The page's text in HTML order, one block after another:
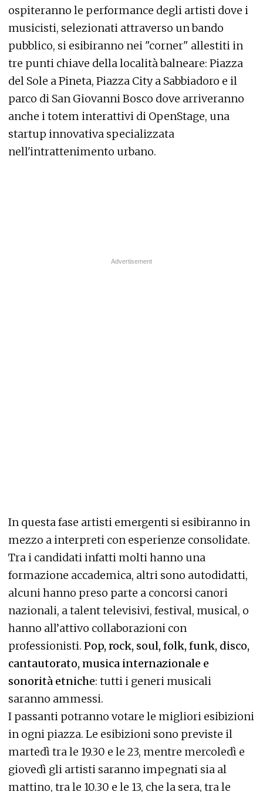
ospiteranno le performance degli artisti dove i
musicisti, selezionati attraverso un bando
pubblico, si esibiranno nei "corner" allestiti in
tre punti chiave della località balneare: Piazza
del Sole a Pineta, Piazza City a Sabbiadoro e il
parco di San Giovanni Bosco dove arriveranno
anche i totem interattivi di OpenStage, una
startup innovativa specializzata
nell'intrattenimento urbano.
In questa fase artisti emergenti si esibiranno in
mezzo a interpreti con esperienze consolidate.
Tra i candidati infatti molti hanno una
formazione accademica, altri sono autodidatti,
alcuni hanno preso parte a concorsi canori
nazionali, a talent televisivi, festival, musical, o
hanno all’attivo collaborazioni con
professionisti. Pop, rock, soul, folk, funk, disco,
cantautorato, musica internazionale e
sonorità etniche: tutti i generi musicali
saranno ammessi.
I passanti potranno votare le migliori esibizioni
in ogni piazza. Le esibizioni sono previste il
martedì tra le 19.30 e le 23, mentre mercoledì e
giovedì gli artisti saranno impegnati sia al
mattino, tra le 10.30 e le 13, che la sera, tra le